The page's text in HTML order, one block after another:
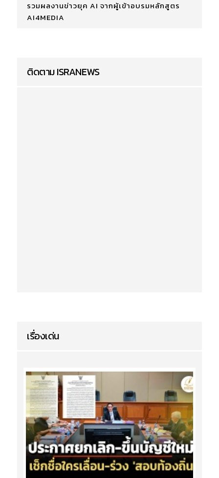
รวมผลงานข่าวยุค AI จากผู้เข้าอบรมหลักสูตร
AI4MEDIA
ติดตาม ISRANEWS
เรื่องเด่น